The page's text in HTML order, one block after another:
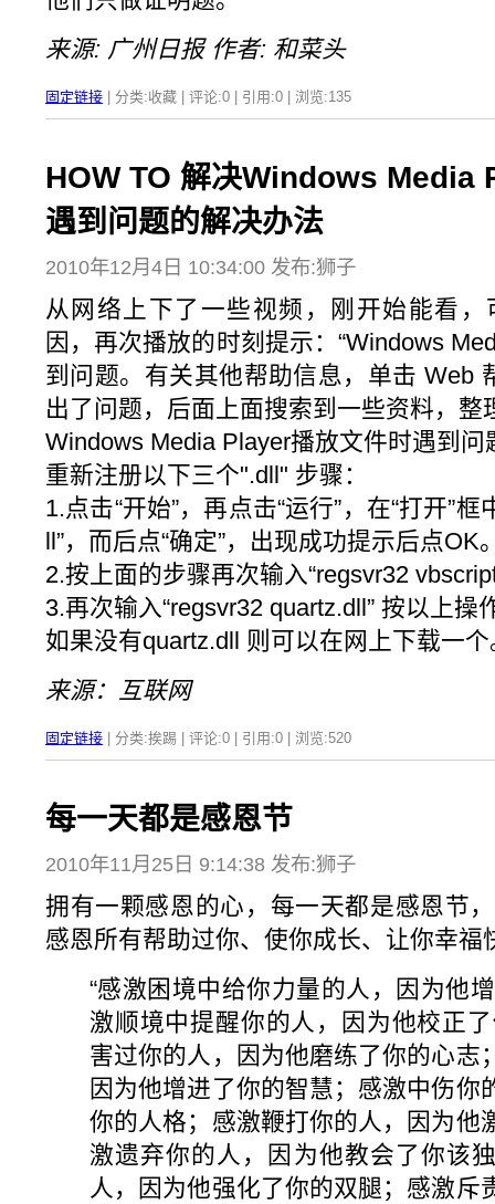
来源: 广州日报 作者: 和菜头
固定链接 | 分类:收藏 | 评论:0 | 引用:0 | 浏览:135
HOW TO 解决Windows Media
遇到问题的解决办法
2010年12月4日 10:34:00 发布:狮子
从网络上下了一些视频，刚开始能看
因，再次播放的时刻提示：“Windows
到问题。有关其他帮助信息，单击 Web
出了问题，后面上面搜索到一些资料，整
Windows Media Player播放文件时遇到问
重新注册以下三个".dll" 步骤：
1.点击“开始”，再点击“运行”，在“打开”
ll”，而后点“确定”，出现成功提示后点OK
2.按上面的步骤再次输入“regsvr32
3.再次输入“regsvr32 quartz.dll” 按以上操
如果没有quartz.dll 则可以在网上下载一个
来源：互联网
固定链接 | 分类:挨踢 | 评论:0 | 引用:0 | 浏览:520
每一天都是感恩节
2010年11月25日 9:14:38 发布:狮子
拥有一颗感恩的心，每一天都是感恩节
感恩所有帮助过你、使你成长、让你幸福
“感激困境中给你力量的人，因为他
激顺境中提醒你的人，因为他校正
害过你的人，因为他磨练了你的心志
因为他增进了你的智慧；感激中伤你
你的人格；感激鞭打你的人，因为他
激遗弃你的人，因为他教会了你该
人，因为他强化了你的双腿；感激斥